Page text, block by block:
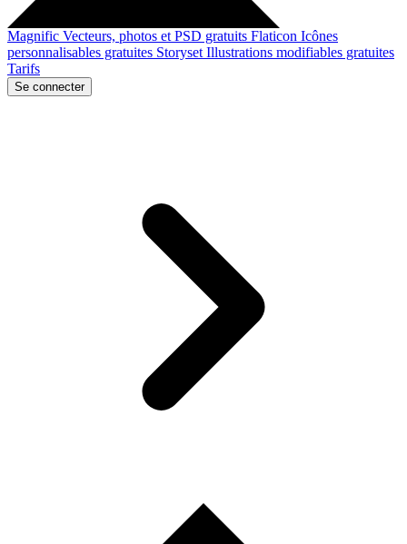
Magnific Vecteurs, photos et PSD gratuits Flaticon Icônes
personnalisables gratuites Storyset Illustrations modifiables gratuites
Tarifs
Se connecter